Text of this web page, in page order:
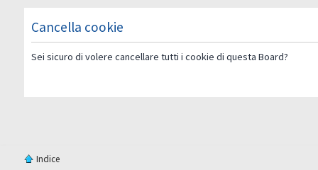
Cancella cookie
Sei sicuro di volere cancellare tutti i cookie di questa Board?
Indice